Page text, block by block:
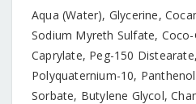
Aqua (Water), Glycerine,
Sodium Myreth Sulfate, Coco-
Caprylate, Peg-150
Polyquaternium-10,
Sorbate, Butylene Glycol,